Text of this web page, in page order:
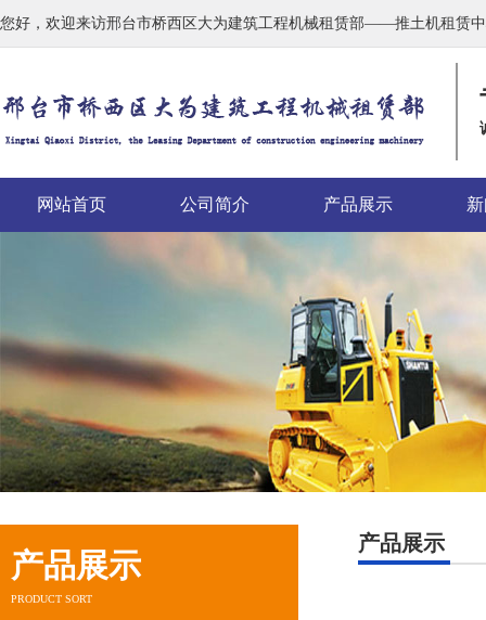
您好，欢迎来访邢台市桥西区大为建筑工程机械租赁部——推土机租赁
网站首页 公司简介 产品展示
产品展示
PRODUCT SORT
产品展示